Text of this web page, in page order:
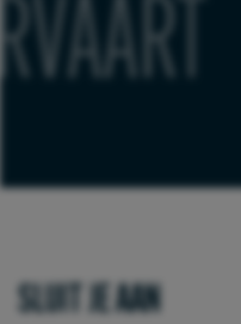
SLUIT JE AAN